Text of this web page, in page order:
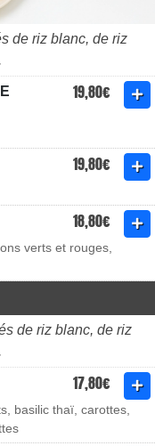
de riz blanc, de riz
19,80€
19,80€
18,80€
verts et rouges,
de riz blanc, de riz
17,80€
basilic thaï, carottes,